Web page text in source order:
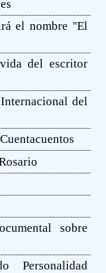
el nombre ''El
del escritor
del
sobre
Personalidad